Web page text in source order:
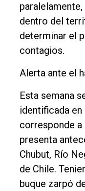
Edición
Empresa
Nosotros
dentro del
determinar el
contagios.
Alerta ante el
Esta semana
identificada
corresponde a
presenta
Chubut, Río
de Chile.
buque zarpó